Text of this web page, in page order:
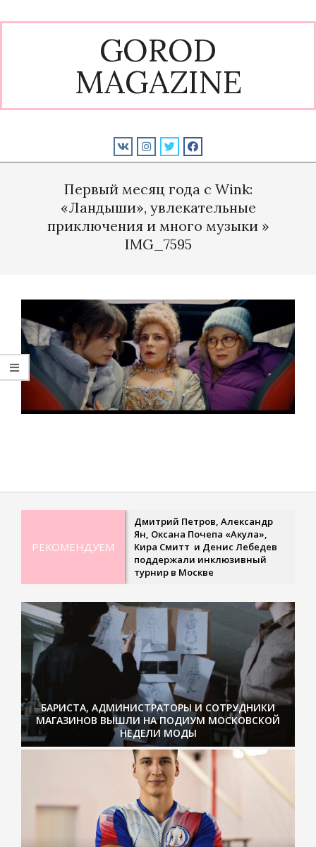
to
GOROD
MAGAZINE
Первый месяц года с Wink:
«Ландыши», увлекательные
приключения и много музыки »
IMG_7595
РЕКОМЕНДУЕМ
Дмитрий Петров, Александр
Ян, Оксана Почепа «Акула»,
Кира Смитт и Денис Лебедев
поддержали инклюзивный
турнир в Москве
БАРИСТА, АДМИНИСТРАТОРЫ И СОТРУДНИКИ
МАГАЗИНОВ ВЫШЛИ НА ПОДИУМ МОСКОВСКОЙ
НЕДЕЛИ МОДЫ